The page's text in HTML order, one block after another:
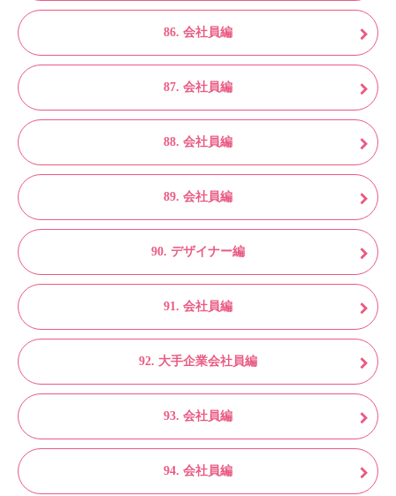
86. 会社員編
87. 会社員編
88. 会社員編
89. 会社員編
90. デザイナー編
91. 会社員編
92. 大手企業会社員編
93. 会社員編
94. 会社員編